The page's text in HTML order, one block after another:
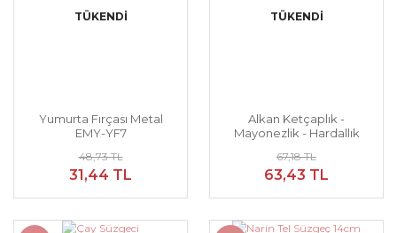
TÜKENDİ
Yumurta Fırçası Metal
EMY-YF7
48,73 TL
31,44 TL
TÜKENDİ
Alkan Ketçaplık -
Mayonezlik - Hardallık
67,18 TL
63,43 TL